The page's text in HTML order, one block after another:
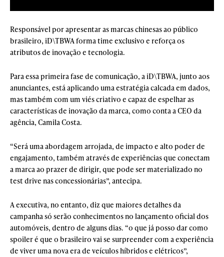
Responsável por apresentar as marcas chinesas ao público
brasileiro, iD\TBWA forma time exclusivo e reforça os
atributos de inovação e tecnologia.
Para essa primeira fase de comunicação, a iD\TBWA, junto aos
anunciantes, está aplicando uma estratégia calcada em dados,
mas também com um viés criativo e capaz de espelhar as
características de inovação da marca, como conta a CEO da
agência, Camila Costa.
“Será uma abordagem arrojada, de impacto e alto poder de
engajamento, também através de experiências que conectam
a marca ao prazer de dirigir, que pode ser materializado no
test drive nas concessionárias”, antecipa.
A executiva, no entanto, diz que maiores detalhes da
campanha só serão conhecimentos no lançamento oficial dos
automóveis, dentro de alguns dias. “o que já posso dar como
spoiler é que o brasileiro vai se surpreender com a experiência
de viver uma nova era de veículos híbridos e elétricos”,